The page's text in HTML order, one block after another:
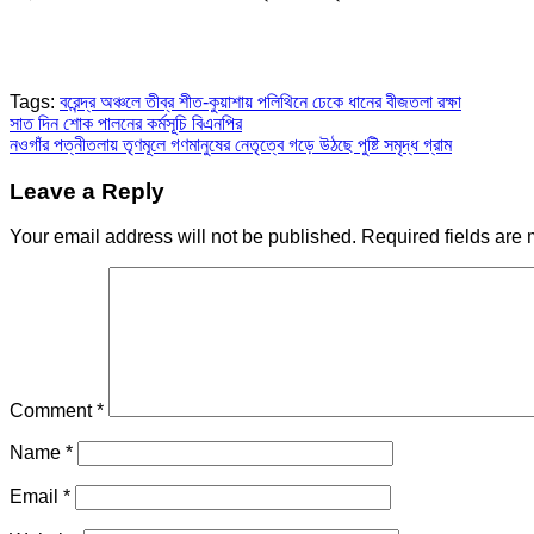
Tags: বরেন্দ্র অঞ্চলে তীব্র শীত-কুয়াশায় পলিথিনে ঢেকে ধানের বীজতলা রক্ষা
Post
navigation
সাত দিন শোক পালনের কর্মসূচি বিএনপির
নওগাঁর পত্নীতলায় তৃণমূলে গণমানুষের নেতৃত্বে গড়ে উঠছে পুষ্টি সমৃদ্ধ গ্রাম
Leave a Reply
Your email address will not be published. Required fields are
Comment*
Name *
Email *